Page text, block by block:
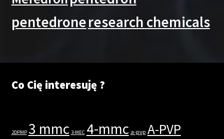
pentedroneresearch chemicals
Co Cię interesuję ?
2DPMP 3 mmc 3-MEC 4-mmc a-pvp A-PVP